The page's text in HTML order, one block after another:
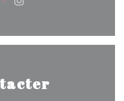
((ouvre une nouvelle
((ouvre une
Instagram ((ouvre